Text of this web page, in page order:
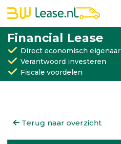
Financial Lease
Direct economisch eigenaar
Verantwoord investeren
Fiscale voordelen
Terug naar overzicht